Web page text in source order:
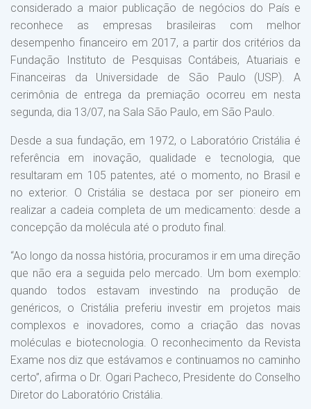
considerado a maior publicação de negócios do País e
reconhece as empresas brasileiras com melhor
desempenho financeiro em 2017, a partir dos critérios da
Fundação Instituto de Pesquisas Contábeis, Atuariais e
Financeiras da Universidade de São Paulo (USP). A
cerimônia de entrega da premiação ocorreu em nesta
segunda, dia 13/07, na Sala São Paulo, em São Paulo.
Desde a sua fundação, em 1972, o Laboratório Cristália é
referência em inovação, qualidade e tecnologia, que
resultaram em 105 patentes, até o momento, no Brasil e
no exterior. O Cristália se destaca por ser pioneiro em
realizar a cadeia completa de um medicamento: desde a
concepção da molécula até o produto final.
“Ao longo da nossa história, procuramos ir em uma direção
que não era a seguida pelo mercado. Um bom exemplo:
quando todos estavam investindo na produção de
genéricos, o Cristália preferiu investir em projetos mais
complexos e inovadores, como a criação das novas
moléculas e biotecnologia. O reconhecimento da Revista
Exame nos diz que estávamos e continuamos no caminho
certo”, afirma o Dr. Ogari Pacheco, Presidente do Conselho
Diretor do Laboratório Cristália.